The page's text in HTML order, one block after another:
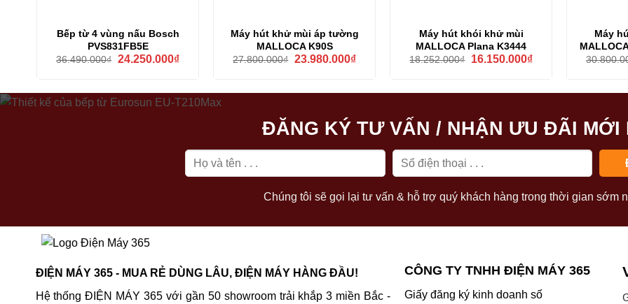
Bếp từ 4 vùng nấu Bosch
PVS831FB5E
36.490.000₫ Giá
24.250.000₫Giá
24.250.000₫.
Máy hút khử mùi áp tường
MALLOCA K90S
27.800.000₫ Giá
23.980.000₫Giá
Máy hút khói khử mùi
MALLOCA Plana K3444
18.252.000₫
Giá
16.150.000₫Giá
Máy
ĐĂNG KÝ TƯ VẤN / NHẬN ƯU ĐÃI MỚI
Chúng tôi sẽ gọi lại tư vấn & hỗ trợ quý khách hàng trong thời gian sớm
ĐIỆN MÁY 365 - MUA RẺ DÙNG LÂU, ĐIỆN MÁY HÀNG ĐẦU!
Hệ thống ĐIỆN MÁY 365 với gần 50 showroom trải khắp 3 miền Bắc -
CÔNG TY TNHH ĐIỆN MÁY 365
Giấy đăng ký kinh doanh số